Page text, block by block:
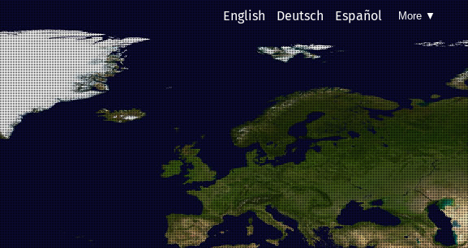
English Deutsch Español More ▼